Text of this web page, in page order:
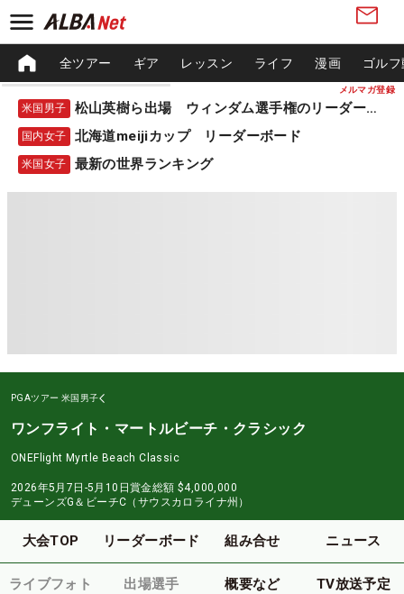
メルマガ登録
全ツアー ギア レッスン ライフ 漫画 ゴル
米国男子 松山英樹ら出場 ウィンダム選手権のリーダーボード
国内女子 北海道meijiカップ リーダーボード
米国女子 最新の世界ランキング
PGAツアー 米国男子
ワンフライト・マートルビーチ・クラシック
ONEFlight Myrtle Beach Classic
2026年5月7日-5月10日賞金総額 $4,000,000
デューンズG＆ビーチC（サウスカロライナ州）
大会TOP リーダーボード 組み合せ ニュース
ライブフォト 出場選手 概要など TV放送予定